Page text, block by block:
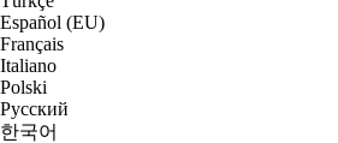
Español (EU)
Français
Italiano
Polski
Русский
한국어